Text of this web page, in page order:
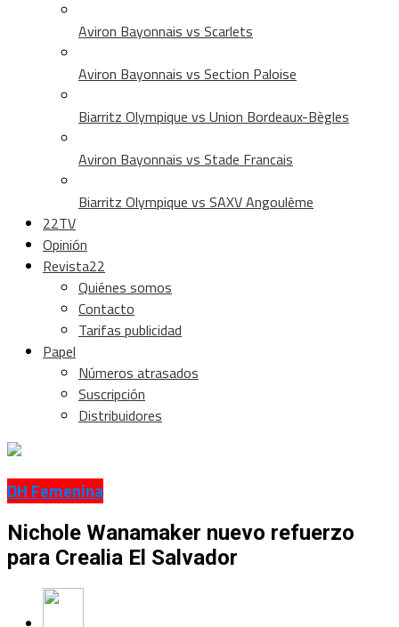
Aviron Bayonnais vs Scarlets
Aviron Bayonnais vs Section Paloise
Biarritz Olympique vs Union Bordeaux-Bègles
Aviron Bayonnais vs Stade Francais
Biarritz Olympique vs SAXV Angoulême
22TV
Opinión
Revista22
Quiénes somos
Contacto
Tarifas publicidad
Papel
Números atrasados
Suscripción
Distribuidores
DH Femenina
Nichole Wanamaker nuevo refuerzo
para Crealia El Salvador